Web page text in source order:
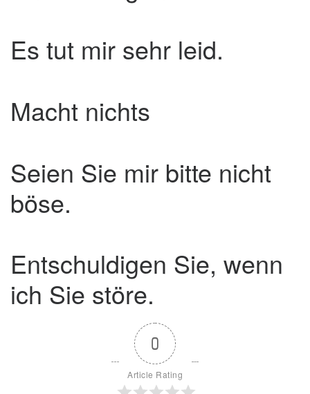
Es tut mir sehr leid.
Macht nichts
Seien Sie mir bitte nicht
böse.
Entschuldigen Sie, wenn
ich Sie störe.
0
Article Rating